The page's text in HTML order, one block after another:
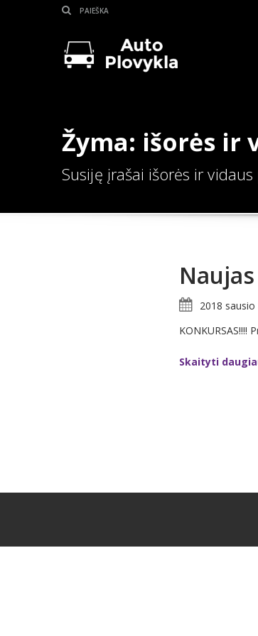
Žyma: išorės ir
Susiję įrašai išorės ir
2018 sausio
KONKURSAS!!!!
Skaityti